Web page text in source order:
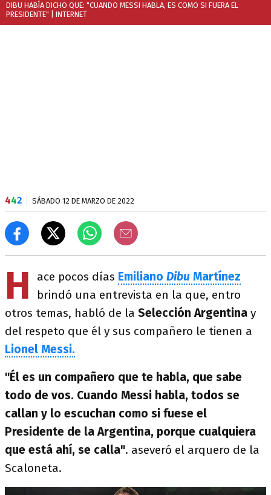
DIBU HABÍA DICHO QUE: "CUANDO MESSI HABLA, ES COMO SI FUERA EL
PRESIDENTE" | INTERNET
442 SÁBADO 12 DE MARZO DE 2022
H ace pocos días Emiliano Dibu Martínez
brindó una entrevista en la que, entro
otros temas, habló de la Selección Argentina y
del respeto que él y sus compañero le tienen a
Lionel Messi.
"Él es un compañero que te habla, que sabe
todo de vos. Cuando Messi habla, todos se
callan y lo escuchan como si fuese el
Presidente de la Argentina, porque cualquiera
que está ahí, se calla". aseveró el arquero de la
Scaloneta.